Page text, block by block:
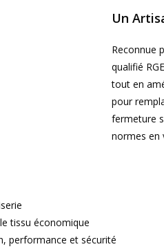
Un
Reconnue
qualifié
tout en
pour
fermeture
normes en
tissu économique
performance et sécurité